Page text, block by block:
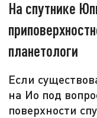
На спутнике
планетологи
Если
на Ио под
поверхности